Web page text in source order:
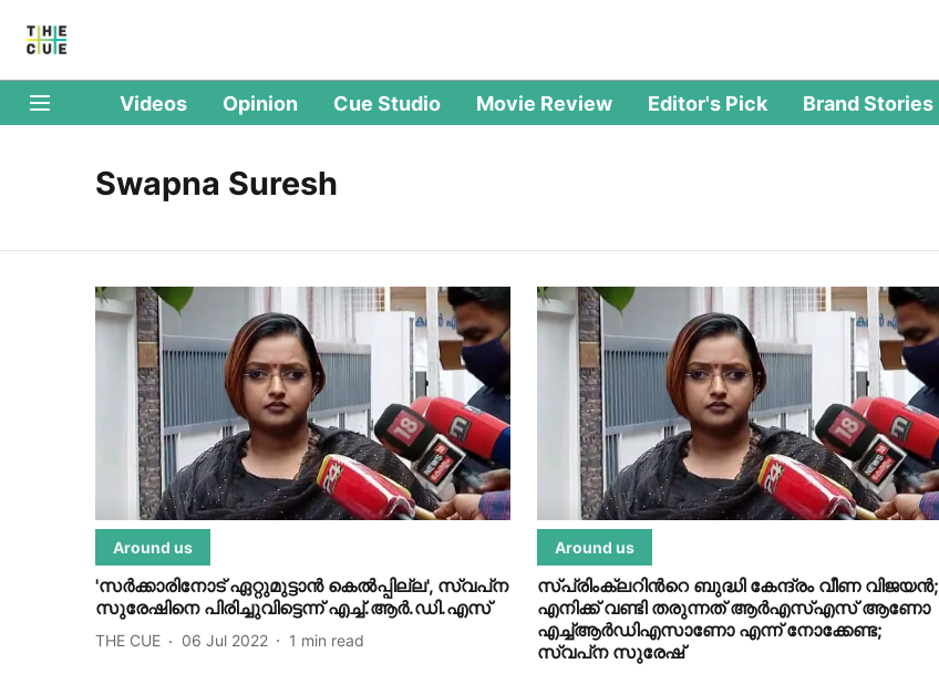
Videos Opinion Cue Studio Movie Review Editor's Pick Brand Stories
Swapna Suresh
Around us
'സര്‍ക്കാരിനോട് ഏറ്റുമുട്ടാന്‍ കെല്‍പ്പില്ല', സ്വപ്‌ന
സുരേഷിനെ പിരിച്ചുവിട്ടെന്ന് എച്ച്.ആര്‍.ഡി.എസ്
THE CUE 06 Jul 2022 1 min read
Around us
സ്പ്രിംക്ലറിന്‍റെ ബുദ്ധി കേന്ദ്രം വീണ വിജയന്‍;
എനിക്ക് വണ്ടി തരുന്നത് ആര്‍എസ്എസ് ആണോ
എച്ച്ആര്‍ഡിഎസാണോ എന്ന് നോക്കേണ്ട;
സ്വപ്‌ന സുരേഷ്